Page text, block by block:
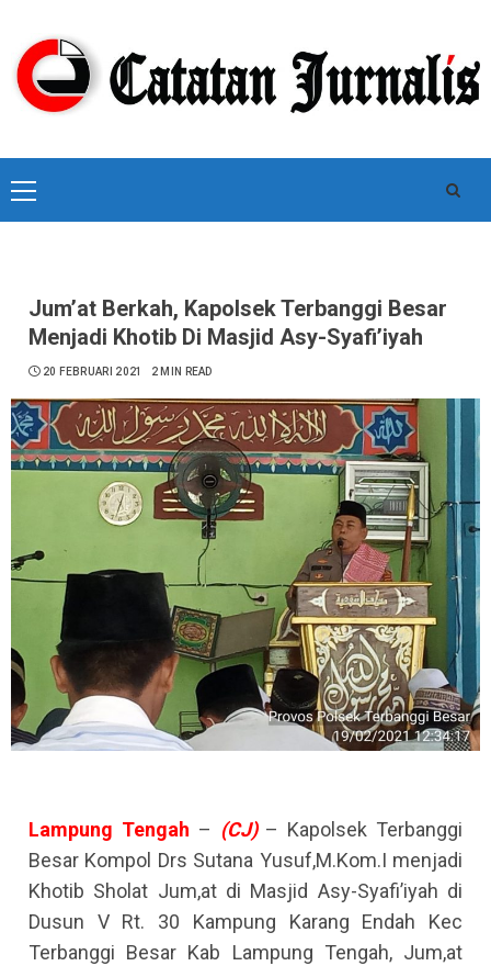
content
Primary
Menu
Jum’at Berkah, Kapolsek Terbanggi Besar
Menjadi Khotib Di Masjid Asy-Syafi’iyah
20 FEBRUARI 2021 2 MIN READ
Lampung Tengah – (CJ)– Kapolsek Terbanggi
Besar Kompol Drs Sutana Yusuf,M.Kom.I menjadi
Khotib Sholat Jum,at di Masjid Asy-Syafi’iyah di
Dusun V Rt. 30 Kampung Karang Endah Kec
Terbanggi Besar Kab Lampung Tengah, Jum,at